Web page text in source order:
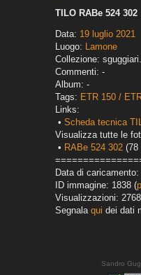
TILO RABe 524 302
Data: 19 luglio 2021
Luogo: Lamone
Collezione:
Commenti: -
Album: -
Tags: ETR 150 /
Links:
• Scheda tecnica
Visualizza tutte le
• RABe 524 302 (78
Data di
ID immagine: 1838 (
Visualizzazioni: 2768
Segnala qui dei dati
Sandro